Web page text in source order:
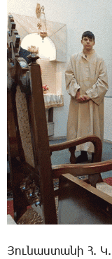
­­Յու­նաս­տա­նի Հ. Կ.